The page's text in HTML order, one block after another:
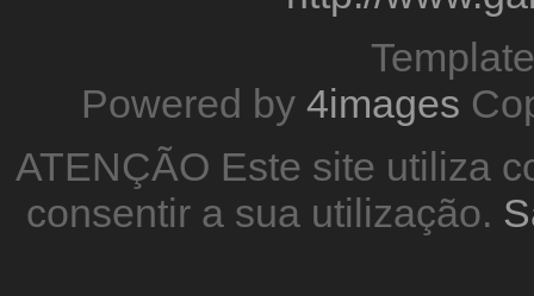
Powered by 4images
ATENÇÃO Este site utiliza
consentir a sua utilização.